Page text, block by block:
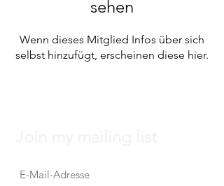
sehen
Wenn dieses Mitglied Infos über sich
selbst hinzufügt, erscheinen diese hier.